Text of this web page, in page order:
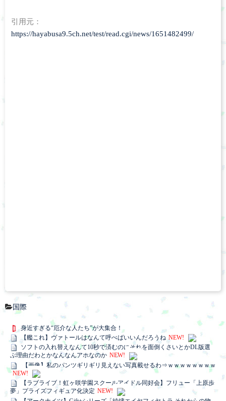
引用元：
https://hayabusa9.5ch.net/test/read.cgi/news/1651482499/
国際
身近すぎる“厄介な人たち”が大集合！
【艦これ】ヴァトールはなんて呼べばいいんだろうね NEW!
ソフトの入れ替えなんて10秒で済むのにそれを面倒くさいとかDL版選
ぶ理由だわとかなんなんアホなのか NEW!
【画像】私のパンツギリギリ見えない写真載せるわ⇒ｗｗｗｗｗｗｗｗ
NEW!
【ラブライブ！虹ヶ咲学園スクールアイドル同好会】フリュー「上原歩
夢」プライズフィギュア化決定 NEW!